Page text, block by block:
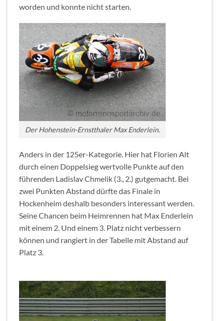
worden und konnte nicht starten.
Der Hohenstein-Ernstthaler Max Enderlein.
Anders in der 125er-Kategorie. Hier hat Florien Alt
durch einen Doppelsieg wertvolle Punkte auf den
führenden Ladislav Chmelik (3., 2.) gutgemacht. Bei
zwei Punkten Abstand dürfte das Finale in
Hockenheim deshalb besonders interessant werden.
Seine Chancen beim Heimrennen hat Max Enderlein
mit einem 2. Und einem 3. Platz nicht verbessern
können und rangiert in der Tabelle mit Abstand auf
Platz 3.